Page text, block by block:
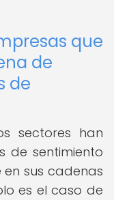
que
de
de
sectores han
de sentimiento
sus cadenas
es el caso de